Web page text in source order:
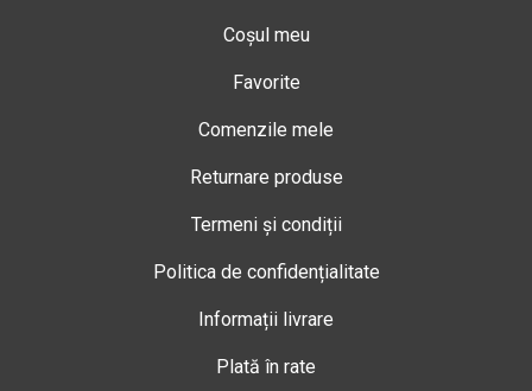
Coșul meu
Favorite
Comenzile mele
Returnare produse
Termeni și condiții
Politica de confidențialitate
Informații livrare
Plată în rate